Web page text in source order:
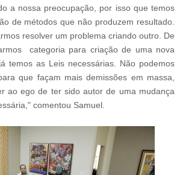
a nossa preocupação, por isso que temos
de métodos que não produzem resultado.
resolver um problema criando outro. De
categoria para criação de uma nova
temos as Leis necessárias. Não podemos
que façam mais demissões em massa,
ao ego de ter sido autor de uma mudança
comentou Samuel.